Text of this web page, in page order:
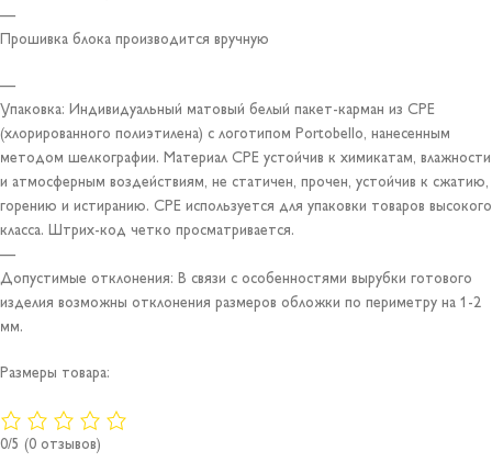
—
Прошивка блока производится вручную
—
Упаковка: Индивидуальный матовый белый пакет-карман из CPE
(хлорированного полиэтилена) с логотипом Portobello, нанесенным
методом шелкографии. Материал CPE устойчив к химикатам, влажности
и атмосферным воздействиям, не статичен, прочен, устойчив к сжатию,
горению и истиранию. CPE используется для упаковки товаров высокого
класса. Штрих-код четко просматривается.
—
Допустимые отклонения: В связи с особенностями вырубки готового
изделия возможны отклонения размеров обложки по периметру на 1-2
мм.
Размеры товара:
0/5 (0 отзывов)